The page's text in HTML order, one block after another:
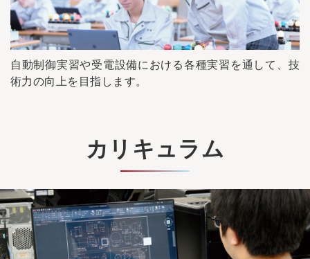
自動制御実習や受電設備における各種実習を通して、技
術力の向上を目指します。
カリキュラム